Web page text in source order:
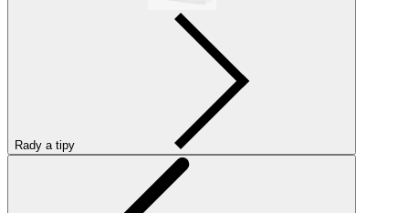
Rady a tipy